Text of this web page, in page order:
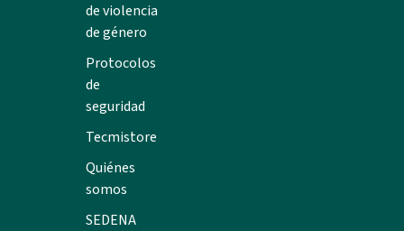
de violencia
de género
Protocolos
de
seguridad
Tecmistore
Quiénes
somos
SEDENA